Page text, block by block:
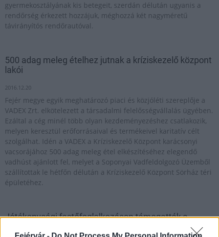
gyermekosztályának kis betegeit, szerdán délután ugyanis a
rendőrség érkezett hozzájuk, méghozzá két nagyméretű
távirányítós rendőrautóval.
500 adag meleg ételhez jutnak a kríziskezelő központ
lakói
2016.12.20
Fejér megye egyik meghatározó piaci és közjóléti szereplője a
VADEX Zrt. elkötelezett a társadalmi felelősségvállalás ügyében.
Ezáltal a cég minél több olyan kezdeményezéshez csatlakozik,
melyen keresztül erőforrásaival és termékeivel karitatív célt
szolgálhat. Idén a VADEX a Kríziskezelő Központ karácsonyi
vacsorájához 500 adag meleg étel elkészítéséhez elegendő
vadhúst ajánlott fel, melyet a Soponyai Vadfeldolgozó Üzemből
szállítottak le hétfőn délután a Kríziskezelő Központ Sörház téri
épületéhez.
Jótékonysági festőfoglalkozáson támogatták a